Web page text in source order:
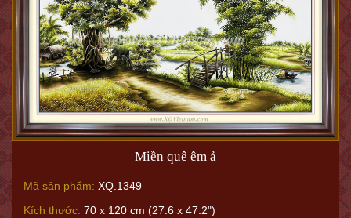
Miền quê êm ả
Mã sản phẩm: XQ.1349
Kích thước: 70 x 120 cm (27.6 x 47.2")